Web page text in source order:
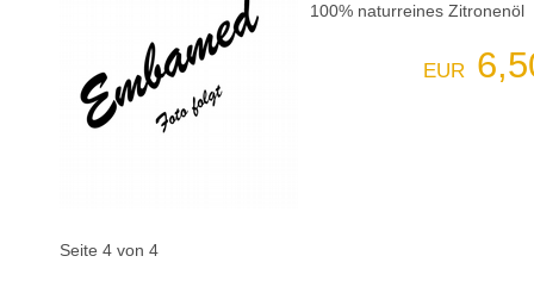
100% naturreines Zitronenöl
EUR
Seite 4 von 4